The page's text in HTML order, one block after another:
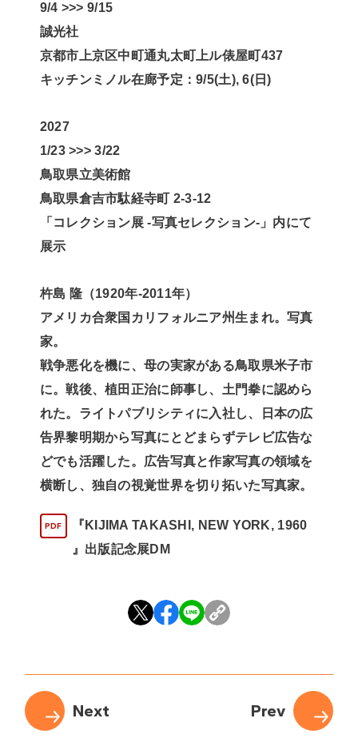
9/4 >>> 9/15
誠光社
京都市上京区中町通丸太町上ル俵屋町437
キッチンミノル在廊予定：9/5(土), 6(日)
2027
1/23 >>> 3/22
鳥取県立美術館
鳥取県倉吉市駄経寺町 2-3-12
「コレクション展 -写真セレクション-」内にて
展示
杵島 隆（1920年-2011年）
アメリカ合衆国カリフォルニア州生まれ。写真
家。
戦争悪化を機に、母の実家がある鳥取県米子市
に。戦後、植田正治に師事し、土門拳に認めら
れた。ライトパブリシティに入社し、日本の広
告界黎明期から写真にとどまらずテレビ広告な
どでも活躍した。広告写真と作家写真の領域を
横断し、独自の視覚世界を切り拓いた写真家。
『KIJIMA TAKASHI, NEW YORK, 1960
』出版記念展DM